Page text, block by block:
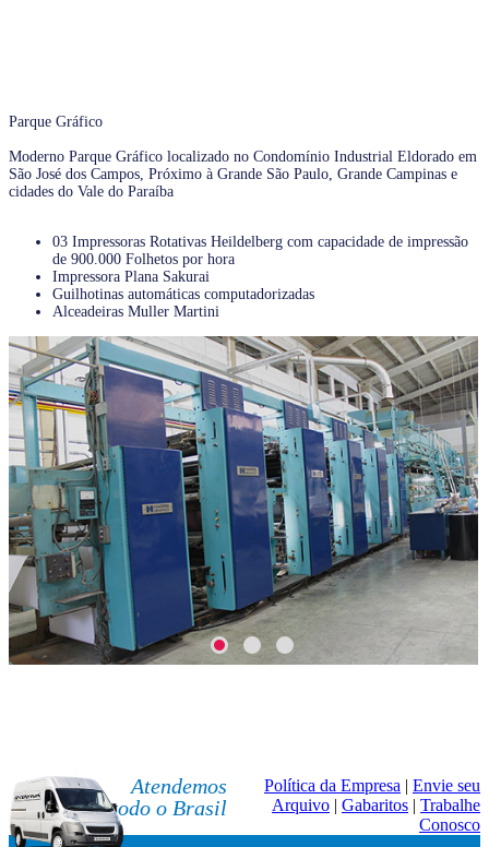
Parque Gráfico
Moderno Parque Gráfico localizado no Condomínio Industrial Eldorado em
São José dos Campos, Próximo à Grande São Paulo, Grande Campinas e
cidades do Vale do Paraíba
03 Impressoras Rotativas Heildelberg com capacidade de impressão
de 900.000 Folhetos por hora
Impressora Plana Sakurai
Guilhotinas automáticas computadorizadas
Alceadeiras Muller Martini
Atendemos
todo o Brasil
Política da Empresa | Envie seu
Arquivo | Gabaritos | Trabalhe
Conosco